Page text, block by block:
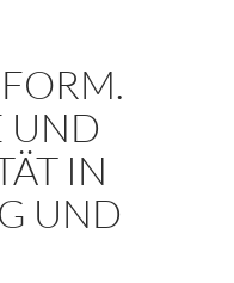
UND
IN
UND